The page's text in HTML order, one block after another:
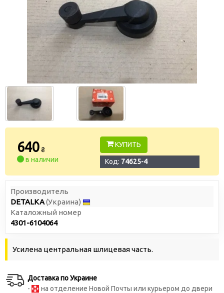
640₴
в наличии
КУПИТЬ
Код: 74625-4
Производитель
DETALKA(Украина)
Каталожный номер
4301-6104064
Усилена центральная шлицевая часть.
Доставка по Украине
-
на отделение Новой Почты или курьером до двери